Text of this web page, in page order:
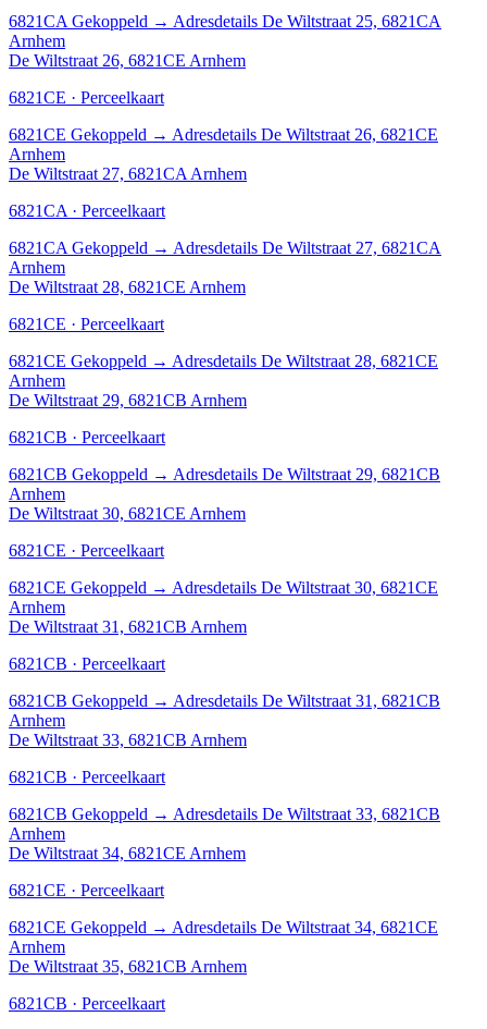
6821CA Gekoppeld → Adresdetails De Wiltstraat 25, 6821CA
Arnhem
De Wiltstraat 26, 6821CE Arnhem
6821CE · Perceelkaart
6821CE Gekoppeld → Adresdetails De Wiltstraat 26, 6821CE
Arnhem
De Wiltstraat 27, 6821CA Arnhem
6821CA · Perceelkaart
6821CA Gekoppeld → Adresdetails De Wiltstraat 27, 6821CA
Arnhem
De Wiltstraat 28, 6821CE Arnhem
6821CE · Perceelkaart
6821CE Gekoppeld → Adresdetails De Wiltstraat 28, 6821CE
Arnhem
De Wiltstraat 29, 6821CB Arnhem
6821CB · Perceelkaart
6821CB Gekoppeld → Adresdetails De Wiltstraat 29, 6821CB
Arnhem
De Wiltstraat 30, 6821CE Arnhem
6821CE · Perceelkaart
6821CE Gekoppeld → Adresdetails De Wiltstraat 30, 6821CE
Arnhem
De Wiltstraat 31, 6821CB Arnhem
6821CB · Perceelkaart
6821CB Gekoppeld → Adresdetails De Wiltstraat 31, 6821CB
Arnhem
De Wiltstraat 33, 6821CB Arnhem
6821CB · Perceelkaart
6821CB Gekoppeld → Adresdetails De Wiltstraat 33, 6821CB
Arnhem
De Wiltstraat 34, 6821CE Arnhem
6821CE · Perceelkaart
6821CE Gekoppeld → Adresdetails De Wiltstraat 34, 6821CE
Arnhem
De Wiltstraat 35, 6821CB Arnhem
6821CB · Perceelkaart